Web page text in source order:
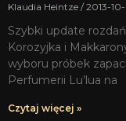
Klaudia Heintze 2013-10-
Szybki update
Korozyjka i
wyboru próbek
Perfumerii Lu’lua na
Czytaj więcej »